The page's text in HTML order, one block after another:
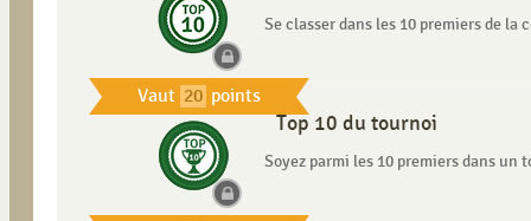
Vaut 20 points
Se classer dans les 10 premiers de la
Top 10 du tournoi
Soyez parmi les 10 premiers dans un